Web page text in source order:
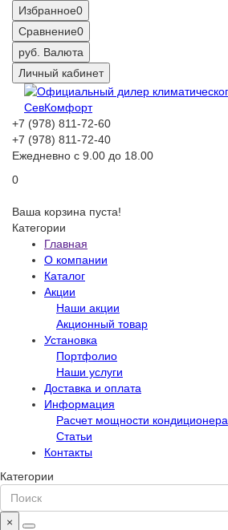
Избранное0
Сравнение0
руб. Валюта
Личный кабинет
+7 (978) 811-72-60
+7 (978) 811-72-40
Ежедневно с 9.00 до 18.00
0
Ваша корзина пуста!
Категории
Главная
О компании
Каталог
Акции
Наши акции
Акционный товар
Установка
Портфолио
Наши услуги
Доставка и оплата
Информация
Расчет мощности кондиционера
Статьи
Контакты
Категории
×